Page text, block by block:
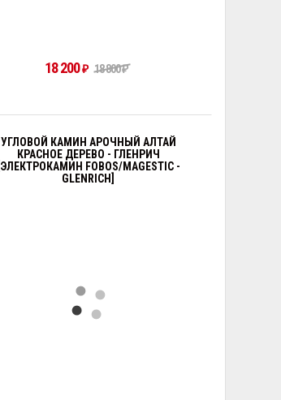
18 200₽ 18 800₽
УГЛОВОЙ КАМИН АРОЧНЫЙ АЛТАЙ
КРАСНОЕ ДЕРЕВО - ГЛЕНРИЧ
[ЭЛЕКТРОКАМИН FOBOS/MAGESTIC -
GLENRICH]